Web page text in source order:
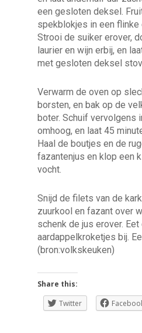
een gesloten deksel.
spekblokjes in een flinke
Strooi de suiker erover,
laurier en wijn erbij, en
met gesloten deksel
Verwarm de oven op
borsten, en bak op de
boter. Schuif vervolgens
omhoog, en laat 45
Haal de boutjes en de
fazantenjus en klop een
vocht.
Snijd de filets van de
zuurkool en fazant over
schenk de jus erover. Eet
aardappelkroketjes bij.
(bron:volkskeuken)
Share this:
Twitter